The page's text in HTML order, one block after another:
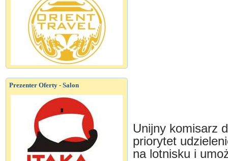
Prezenter Oferty - Salon
Unijny komisarz
priorytet
na lotnisku i